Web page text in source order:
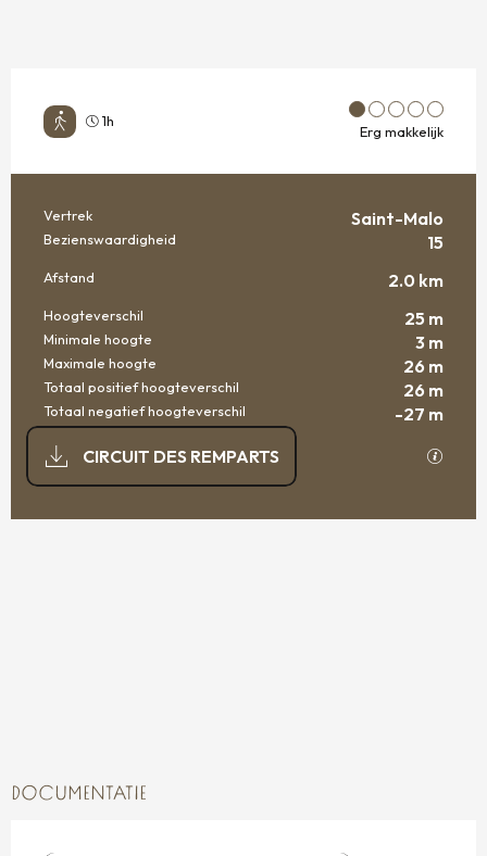
1h
Erg makkelijk
PRAKTISCHE INFORMATIE
Vertrek Saint-Malo
Bezienswaardigheid 15
Afstand 2.0 km
Hoogteverschil 25 m
Minimale hoogte 3 m
Maximale hoogte 26 m
Totaal positief hoogteverschil 26 m
Totaal negatief hoogteverschil
-27 m
DOCUMENTATIE
CIRCUIT DES REMPARTS Met
DOCUMENTATIE